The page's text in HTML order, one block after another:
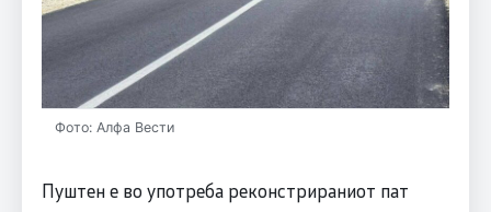
Фото: Алфа Вести
Пуштен е во употреба реконстрираниот пат